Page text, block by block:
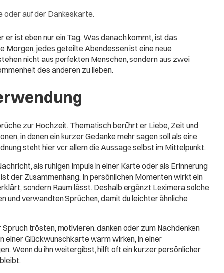
oder auf der Dankeskarte.
ist eben nur ein Tag. Was danach kommt, ist das
Morgen, jedes geteilte Abendessen ist eine neue
nicht aus perfekten Menschen, sondern aus zwei
des anderen zu lieben.
zur Hochzeit. Thematisch berührt er Liebe, Zeit und
in denen ein kurzer Gedanke mehr sagen soll als eine
steht hier vor allem die Aussage selbst im Mittelpunkt.
als ruhigen Impuls in einer Karte oder als Erinnerung
der Zusammenhang: In persönlichen Momenten wirkt ein
sondern Raum lässt. Deshalb ergänzt Leximera solche
und verwandten Sprüchen, damit du leichter ähnliche
trösten, motivieren, danken oder zum Nachdenken
einer Glückwunschkarte warm wirken, in einer
Wenn du ihn weitergibst, hilft oft ein kurzer persönlicher